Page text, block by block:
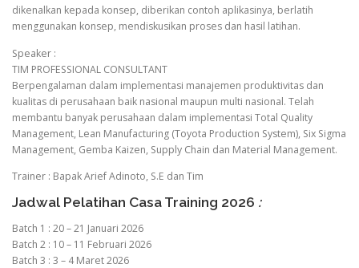
dikenalkan kepada konsep, diberikan contoh aplikasinya, berlatih
menggunakan konsep, mendiskusikan proses dan hasil latihan.
Speaker :
TIM PROFESSIONAL CONSULTANT
Berpengalaman dalam implementasi manajemen produktivitas dan
kualitas di perusahaan baik nasional maupun multi nasional. Telah
membantu banyak perusahaan dalam implementasi Total Quality
Management, Lean Manufacturing (Toyota Production System), Six Sigma
Management, Gemba Kaizen, Supply Chain dan Material Management.
Trainer : Bapak Arief Adinoto, S.E dan Tim
Jadwal Pelatihan Casa Training 2026 :
Batch 1 : 20 – 21 Januari 2026
Batch 2 : 10 – 11 Februari 2026
Batch 3 : 3 – 4 Maret 2026